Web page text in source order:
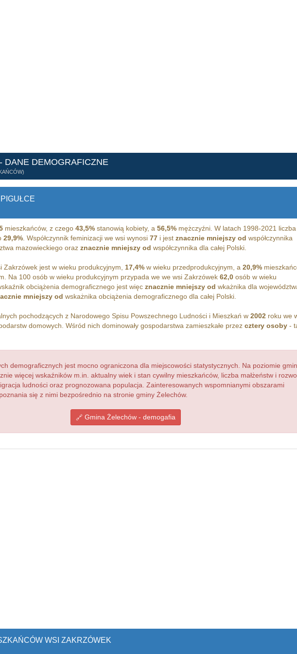
- DANE DEMOGRAFICZNE
mieszkańców, z czego 43,5%stanowią kobiety, a 56,5%mężczyźni. W latach 1998-2021 liczba
29,9%. Współczynnik feminizacji we wsi wynosi 77i jest znacznie mniejszy od współczynnika
mazowieckiego oraz znacznie mniejszy od współczynnika dla całej Polski.
Zakrzówek jest w wieku produkcyjnym, 17,4%w wieku przedprodukcyjnym, a 20,9%
Na 100 osób w wieku produkcyjnym przypada we we wsi Zakrzówek 62,0osób w wieku
obciążenia demograficznego jest więc znacznie mniejszy od wkażnika dla
mniejszy od wskażnika obciążenia demograficznego dla całej Polski.
pochodzących z Narodowego Spisu Powszechnego Ludności i Mieszkań w 2002roku we
domowych. Wśród nich dominowały gospodarstwa zamieszkałe przez cztery osoby-
demograficznych jest mocno ograniczona dla miejscowości statystycznych. Na poziomie
więcej wskaźników m.in. aktualny wiek i stan cywilny mieszkańców, liczba małżeństw i
ludności oraz prognozowana populacja. Zainteresowanych wspomnianymi obszarami
się z nimi bezpośrednio na stronie gminy Żelechów.
Gmina Żelechów - demogafia
WSI ZAKRZÓWEK